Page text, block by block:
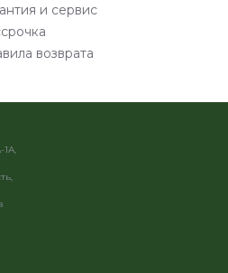
и сервис
возврата
1А,